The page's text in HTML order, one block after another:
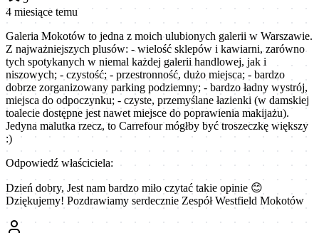
4 miesiące temu
Galeria Mokotów to jedna z moich ulubionych galerii w Warszawie.
Z najważniejszych plusów: - wielość sklepów i kawiarni, zarówno
tych spotykanych w niemal każdej galerii handlowej, jak i
niszowych; - czystość; - przestronność, dużo miejsca; - bardzo
dobrze zorganizowany parking podziemny; - bardzo ładny wystrój,
miejsca do odpoczynku; - czyste, przemyślane łazienki (w damskiej
toalecie dostępne jest nawet miejsce do poprawienia makijażu).
Jedyna malutka rzecz, to Carrefour mógłby być troszeczkę większy
:)
Odpowiedź właściciela:
Dzień dobry, Jest nam bardzo miło czytać takie opinie 😊
Dziękujemy! Pozdrawiamy serdecznie Zespół Westfield Mokotów